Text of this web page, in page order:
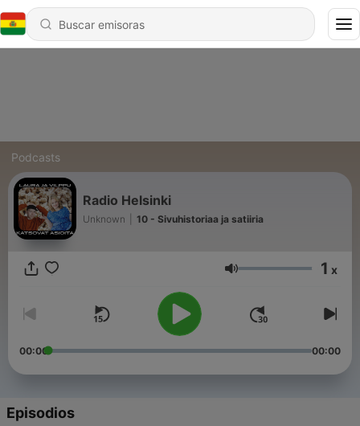
Podcasts
Radio Helsinki
Unknown 10 - Sivuhistoriaa ja satiiria
Volumen 1 x
00:00 00:00
Episodios